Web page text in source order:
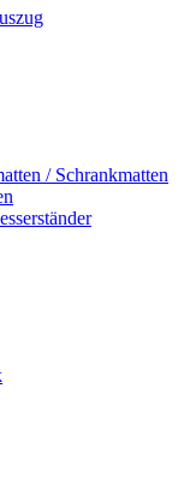
/ Schrankmatten